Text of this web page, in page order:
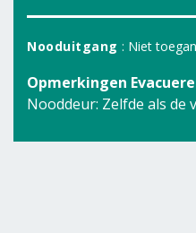
Nooduitgang : Niet
Opmerkingen
Nooddeur: Zelfde als de